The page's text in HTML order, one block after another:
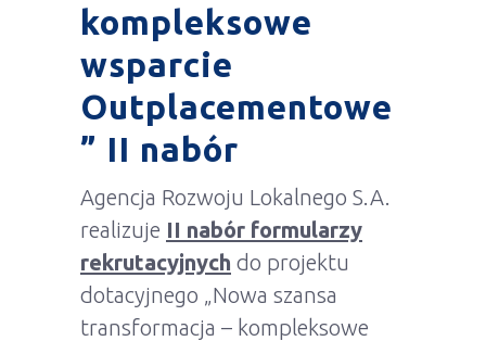
kompleksowe
wsparcie
Outplacementowe
” II nabór
Agencja Rozwoju Lokalnego S.A.
realizuje II nabór formularzy
rekrutacyjnych do projektu
dotacyjnego „Nowa szansa
transformacja – kompleksowe